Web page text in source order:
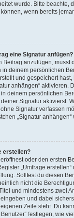
wurde. Bitte beachte,
wenn bereits
eine Signatur anfügen?
Beitrag anzufügen, musst
deinem persönlichen
und gespeichert
anhängen“ aktivieren.
deinem persönlichen
Signatur aktivierst.
Signatur verfassen
„Signatur
erstellen?
oder den ersten
„Umfrage
Solltest du diesen
nicht die
und mindestens zwei
und dabei
Zeile steht. Du
festlegen, wie